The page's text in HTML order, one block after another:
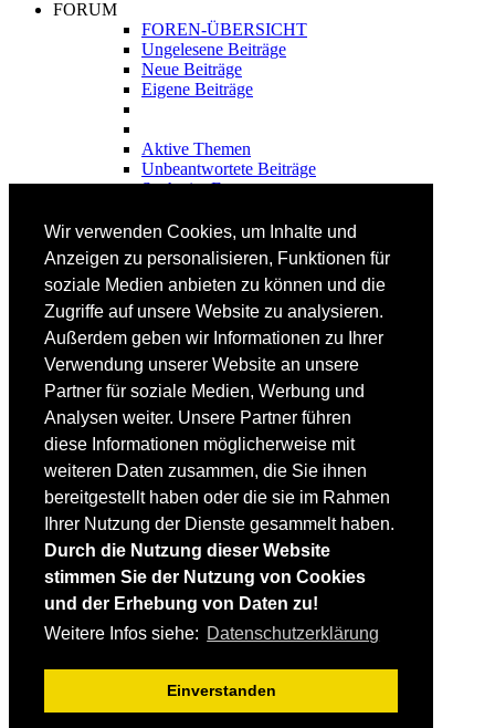
Wir verwenden Cookies, um Inhalte und
Anzeigen zu personalisieren, Funktionen für
soziale Medien anbieten zu können und die
Zugriffe auf unsere Website zu analysieren.
Außerdem geben wir Informationen zu Ihrer
Verwendung unserer Website an unsere
Partner für soziale Medien, Werbung und
Analysen weiter. Unsere Partner führen
diese Informationen möglicherweise mit
weiteren Daten zusammen, die Sie ihnen
bereitgestellt haben oder die sie im Rahmen
Ihrer Nutzung der Dienste gesammelt haben.
Durch die Nutzung dieser Website
stimmen Sie der Nutzung von Cookies
und der Erhebung von Daten zu!
Weitere Infos siehe: Datenschutzerklärung
Einverstanden
FORUM
FOREN-ÜBERSICHT
Ungelesene Beiträge
Neue Beiträge
Eigene Beiträge
Aktive Themen
Unbeantwortete Beiträge
Suche im Forum
FAHRTECHNIK
Fortgeschrittene
Lehrplan
Videoanalyse
SKI
SKITEST
Ski-FAQ
Tipps Ski-Kauf
Ski-Typen
Skishops
EQUIPMENT
Skibekleidung
Skischuhe
Bootfitting
Skihelme
Skiservice selbst
Impressum / Datenschutz
Mediadaten